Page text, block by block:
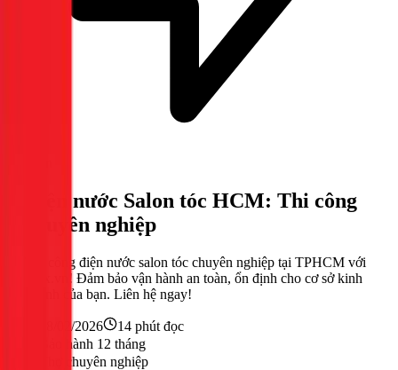
Điện nước Salon tóc HCM: Thi công
chuyên nghiệp
Thi công điện nước salon tóc chuyên nghiệp tại TPHCM với
1Fix.vn! Đảm bảo vận hành an toàn, ổn định cho cơ sở kinh
doanh của bạn. Liên hệ ngay!
18/02/2026 14 phút đọc
Bảo hành 12 tháng
Thợ chuyên nghiệp